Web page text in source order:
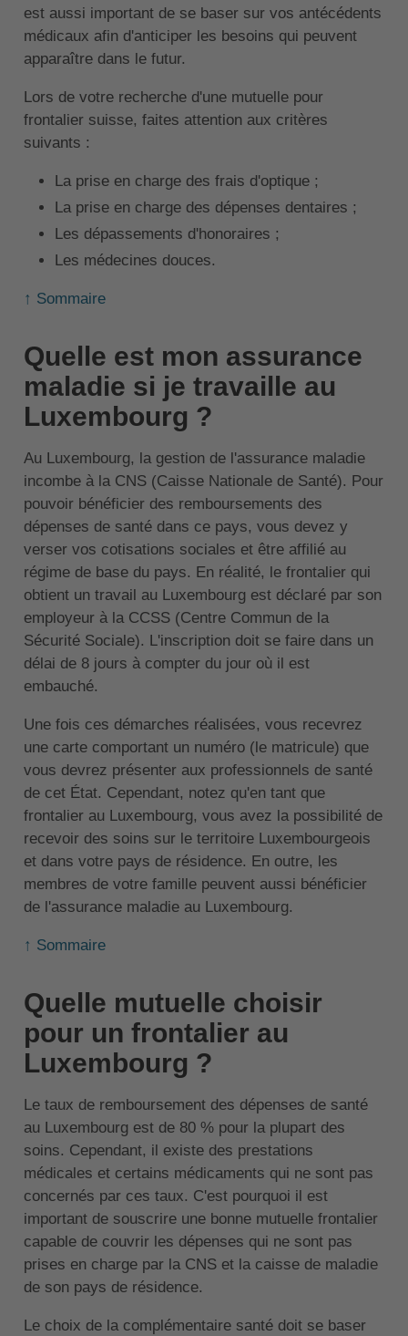
est aussi important de se baser sur vos antécédents
médicaux afin d'anticiper les besoins qui peuvent
apparaître dans le futur.
Lors de votre recherche d'une mutuelle pour
frontalier suisse, faites attention aux critères
suivants :
La prise en charge des frais d'optique ;
La prise en charge des dépenses dentaires ;
Les dépassements d'honoraires ;
Les médecines douces.
↑ Sommaire
Quelle est mon assurance
maladie si je travaille au
Luxembourg ?
Au Luxembourg, la gestion de l'assurance maladie
incombe à la CNS (Caisse Nationale de Santé). Pour
pouvoir bénéficier des remboursements des
dépenses de santé dans ce pays, vous devez y
verser vos cotisations sociales et être affilié au
régime de base du pays. En réalité, le frontalier qui
obtient un travail au Luxembourg est déclaré par son
employeur à la CCSS (Centre Commun de la
Sécurité Sociale). L'inscription doit se faire dans un
délai de 8 jours à compter du jour où il est
embauché.
Une fois ces démarches réalisées, vous recevrez
une carte comportant un numéro (le matricule) que
vous devrez présenter aux professionnels de santé
de cet État. Cependant, notez qu'en tant que
frontalier au Luxembourg, vous avez la possibilité de
recevoir des soins sur le territoire Luxembourgeois
et dans votre pays de résidence. En outre, les
membres de votre famille peuvent aussi bénéficier
de l'assurance maladie au Luxembourg.
↑ Sommaire
Quelle mutuelle choisir
pour un frontalier au
Luxembourg ?
Le taux de remboursement des dépenses de santé
au Luxembourg est de 80 % pour la plupart des
soins. Cependant, il existe des prestations
médicales et certains médicaments qui ne sont pas
concernés par ces taux. C'est pourquoi il est
important de souscrire une bonne mutuelle frontalier
capable de couvrir les dépenses qui ne sont pas
prises en charge par la CNS et la caisse de maladie
de son pays de résidence.
Le choix de la complémentaire santé doit se baser